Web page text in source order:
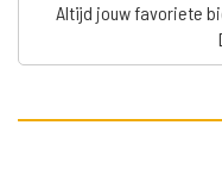
Altijd jouw favoriete